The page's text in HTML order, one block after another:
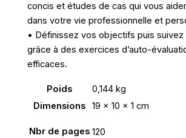
concis et études de cas qui vous
dans votre vie professionnelle et
• Définissez vos objectifs puis
grâce à des exercices d’auto-
efficaces.
Poids
0,144 kg
Dimensions
19 × 10 × 1 cm
Nbr de pages 120